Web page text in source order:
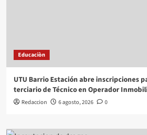
Educaciòn
UTU Barrio Estación abre inscripciones
terciario de Técnico en Operador
Redaccion 6 agosto, 2026 0